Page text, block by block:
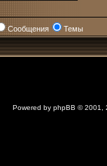
Сообщения Темы
Powered by phpBB © 2001,